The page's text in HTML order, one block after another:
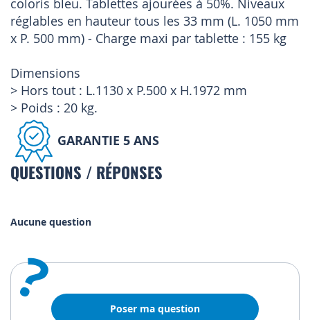
coloris bleu. Tablettes ajourées à 50%. Niveaux
réglables en hauteur tous les 33 mm (L. 1050 mm
x P. 500 mm) - Charge maxi par tablette : 155 kg
Dimensions
> Hors tout : L.1130 x P.500 x H.1972 mm
> Poids : 20 kg.
GARANTIE 5 ANS
QUESTIONS / RÉPONSES
Aucune question
? Poser ma question